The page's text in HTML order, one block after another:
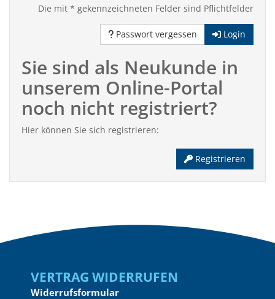
Die mit * gekennzeichneten Felder sind Pflichtfelder
Passwort vergessen Login
Sie sind als Neukunde in
unserem Online-Portal
noch nicht registriert?
Hier können Sie sich registrieren:
Registrieren
Vertrag widerrufen
Widerrufsformular